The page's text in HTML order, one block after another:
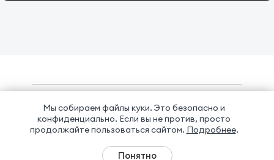
© 2018-2026 ООО «Академия Айспринг». Все права защищены.
Мы собираем файлы куки. Это безопасно и
конфиденциально. Если вы не против, просто
продолжайте пользоваться сайтом. Подробнее.
Понятно